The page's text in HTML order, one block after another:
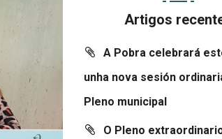
Artigos
A Pobra celebrará
unha nova sesión
Pleno municipal
O Pleno